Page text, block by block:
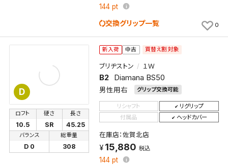
144 pt
交換グリップ一覧 0
D
新入荷 中古 買替え割対象
ブリヂストン １Ｗ
B2 Diamana BS50
男性用右 グリップ交換可能
ロフト
10.5
硬さ
SR
長さ
45.25
バランス
D 0
総重量
308
リシャフト
リグリップ
付属品
ヘッドカバー
在庫店：佐賀北店
15,880 税込
144 pt